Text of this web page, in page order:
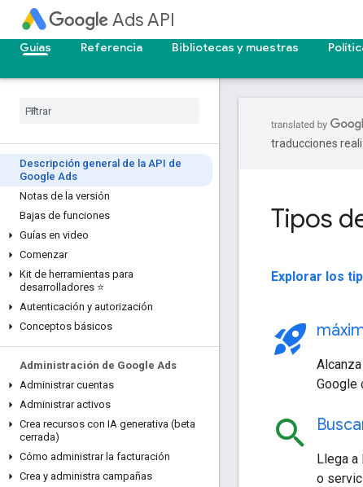
Ads API
Guías Referencia Bibliotecas y muestras
Descripción general de la API de
Google Ads
Notas de la versión
Bajas de funciones
Guías en video
Comenzar
Kit de herramientas para
desarrolladores ⭐
Autenticación y autorización
Conceptos básicos
Administración de Google Ads
Administrar cuentas
Administrar activos
Crea recursos con IA generativa (beta
cerrada)
Cómo administrar la facturación
Crea y administra campañas
traducciones
Tipos
Explorar los
rocket_launch
Google
search
Llega a
o